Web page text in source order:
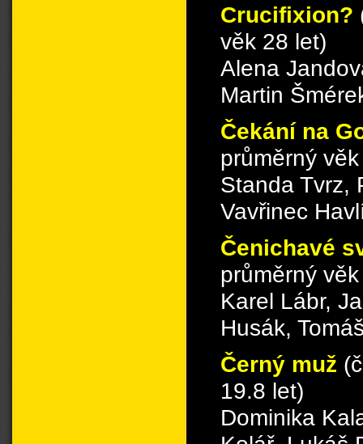
Crucifixion?
věk 28 let)
Alena
Martin
Čekání na
průměrný
Standa Tvrz,
Vavřinec
Čenichavé
průměrný
Karel Lábr,
Husák,
Černý muž
19.8 let)
Dominika